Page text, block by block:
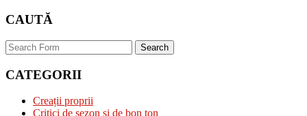
CAUTĂ
Search
CATEGORII
Creații proprii
Critici de sezon și de bon ton